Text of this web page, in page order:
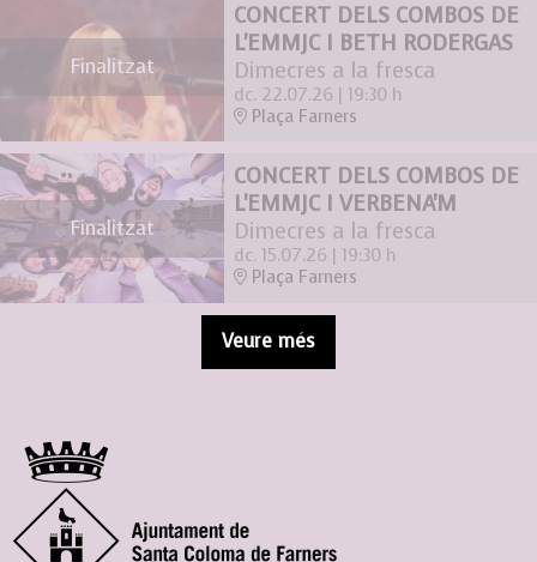
Finalitzat
CONCERT DELS COMBOS DE
L'EMMJC I BETH RODERGAS
Dimecres a la fresca
dc. 22.07.26
19:30 h
Plaça Farners
Finalitzat
CONCERT DELS COMBOS DE
L'EMMJC I VERBENA'M
Dimecres a la fresca
dc. 15.07.26
19:30 h
Plaça Farners
Veure més